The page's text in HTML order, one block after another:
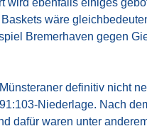
wäre
Bremerhaven gegen
definitiv nicht
Niederlage. Nach
dafür waren unter